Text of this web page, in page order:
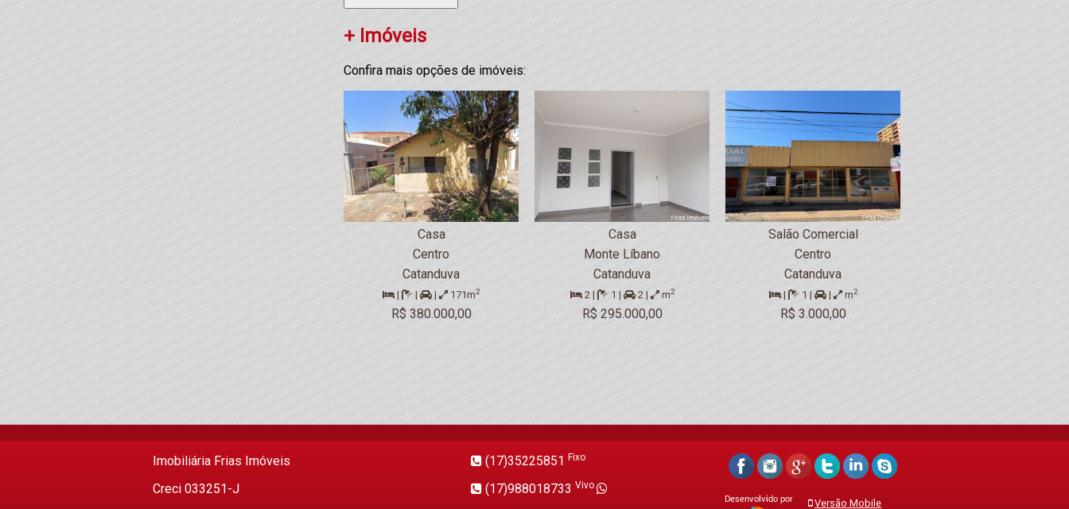
+ Imóveis
Confira mais opções de imóveis:
Casa
Centro
Catanduva
| | | 171m2
R$ 380.000,00
Casa
Monte Líbano
Catanduva
2 | 1 | 2 | m2
R$ 295.000,00
Salão Comercial
Centro
Catanduva
| 1 | | m2
R$ 3.000,00
Imobiliária Frias Imóveis
Creci 033251-J
(17)35225851 Fixo
(17)988018733 Vivo
Versão Mobile